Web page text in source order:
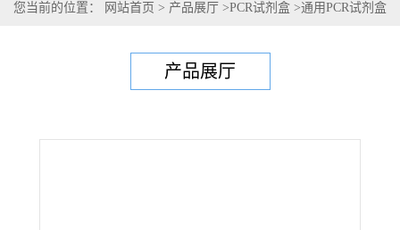
您当前的位置： 网站首页 > 产品展厅 >PCR试剂盒 >通用PCR试剂盒
产品展厅